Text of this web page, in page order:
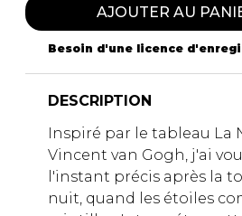
AJOUTER AU
Besoin d'une licence
DESCRIPTION
Inspiré par le tableau La
Vincent van Gogh, j'ai
l'instant précis après la
nuit, quand les étoiles